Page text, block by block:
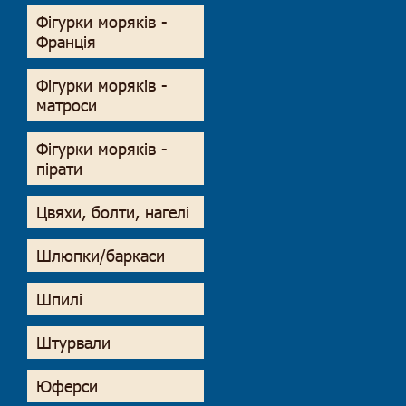
Фігурки моряків -
Франція
Фігурки моряків -
матроси
Фігурки моряків -
пірати
Цвяхи, болти, нагелі
Шлюпки/баркаси
Шпилі
Штурвали
Юферси